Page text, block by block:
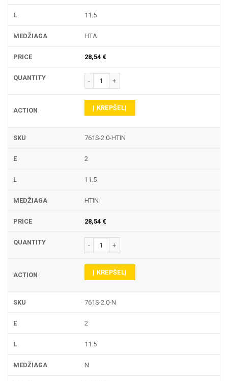
11.5
HTA
28,54 €
produkto kiekis: 761S TEKINIMO PLOKŠTELĖ
Į KREPŠELĮ
761S-2.0-HTIN
2
11.5
HTIN
28,54 €
produkto kiekis: 761S TEKINIMO PLOKŠTELĖ
Į KREPŠELĮ
761S-2.0-N
2
11.5
N